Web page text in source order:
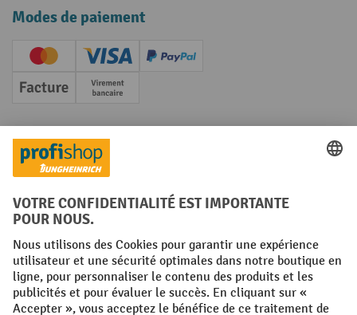
Modes de paiement
Creditcard (Master)Creditcard (Visa)
PayPal
Facture Paiement anticipé
Réseaux sociaux
Facebook
YouTube
LinkedInInstagram
Conditions générales Mentions légales
Protection des Données Politique de cookies